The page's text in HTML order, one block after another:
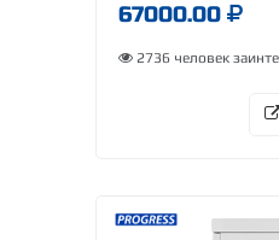
67000.00
2736 человек